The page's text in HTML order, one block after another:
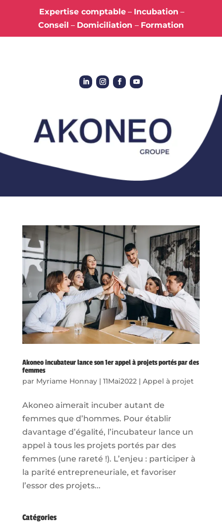
Expertise comptable – Incubation –
Conseil – Domiciliation – Formation
Akoneo incubateur lance son 1er appel à projets portés par des
femmes
par Myriame Honnay| 11Mai2022| Appel à projet
Akoneo aimerait incuber autant de
femmes que d’hommes. Pour établir
davantage d’égalité, l’incubateur lance un
appel à tous les projets portés par des
femmes (une rareté !). L’enjeu : participer à
la parité entrepreneuriale, et favoriser
l’essor des projets...
Catégories